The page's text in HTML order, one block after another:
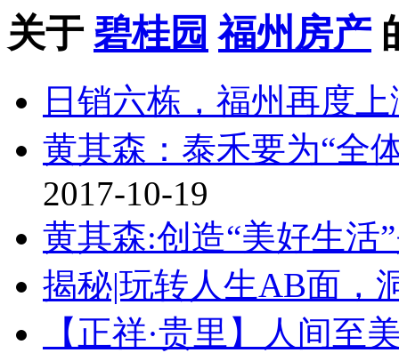
关于 碧桂园 福州房产
日销六栋，福州再度
黄其森：泰禾要为“全
2017-10-19
黄其森:创造“美好生活
揭秘|玩转人生AB面，
【正祥·贵里】人间至